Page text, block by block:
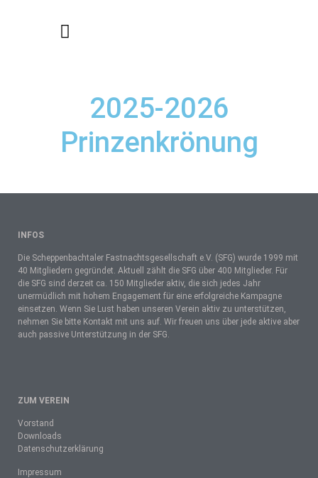
2025-2026
Prinzenkrönung
INFOS
Die Scheppenbachtaler Fastnachtsgesellschaft e.V. (SFG) wurde 1999 mit
40 Mitgliedern gegründet. Aktuell zählt die SFG über 400 Mitglieder. Für
die SFG sind derzeit ca. 150 Mitglieder aktiv, die sich jedes Jahr
unermüdlich mit hohem Engagement für eine erfolgreiche Kampagne
einsetzen. Wenn Sie Lust haben unseren Verein aktiv zu unterstützen,
nehmen Sie bitte Kontakt mit uns auf. Wir freuen uns über jede aktive aber
auch passive Unterstützung in der SFG.
ZUM VEREIN
Vorstand
Downloads
Datenschutzerklärung
Impressum